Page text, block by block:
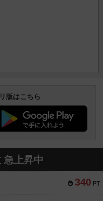
版はこちら
急上昇中
340 PT